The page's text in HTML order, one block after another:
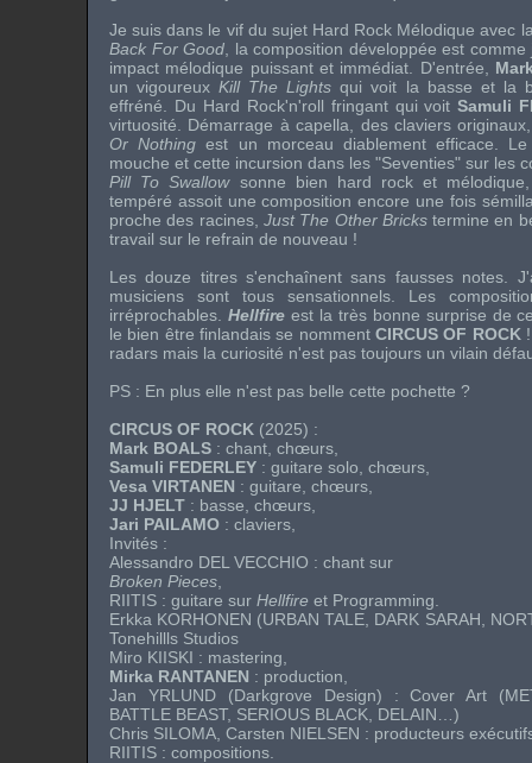
Je suis dans le vif du sujet Hard Rock Mélodique avec
Back For Good , la composition développée est
impact mélodique puissant et immédiat. D'entrée,
un vigoureuxKill The Lights qui voit la basse et la
effréné. Du Hard Rock'n'roll fringant qui voitSamuli
virtuosité. Démarrage à capella, des claviers
Or Nothing est un morceau diablement efficace.
mouche et cette incursion dans les "Seventies" sur les
Pill To Swallowsonne bien hard rock et
tempéré assoit une composition encore une fois
proche des racines, Just The Other Brickstermine en
travail sur le refrain de nouveau !
Les douze titres s'enchaînent sans fausses notes.
musiciens sont tous sensationnels. Les
irréprochables. Hellfireest la très bonne surprise de
le bien être finlandais se nomment CIRCUS OF ROCK
radars mais la curiosité n'est pas toujours un vilain
PS : En plus elle n'est pas belle cette pochette ?
CIRCUS OF ROCK (2025) :
Mark BOALS : chant, chœurs,
Samuli FEDERLEY : guitare solo, chœurs,
Vesa VIRTANEN : guitare, chœurs,
JJ HJELT : basse, chœurs,
Jari PAILAMO : claviers,
Invités :
Alessandro DEL VECCHIO : chant sur
Broken Pieces
RIITIS : guitare sur Hellfire et Programming.
Erkka KORHONEN (URBAN TALE DARK SARAH
Tonehillls Studios
Miro KIISKI : mastering,
Mirka RANTANEN : production,
Jan YRLUND (Darkgrove Design) : Cover Art (
BATTLE BEAST, SERIOUS BLACK DELAIN …)
Chris SILOMA , Carsten NIELSEN : producteurs
RIITIS : compositions.